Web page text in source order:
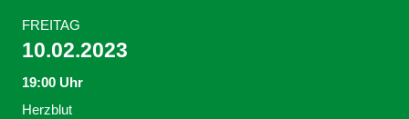
FREITAG
10.02.2023
19:00 Uhr
Herzblut